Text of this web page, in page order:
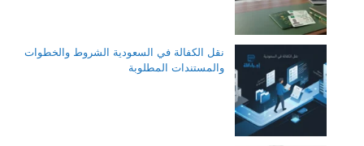
نقل الكفالة في السعودية الشروط والخطوات
والمستندات المطلوبة